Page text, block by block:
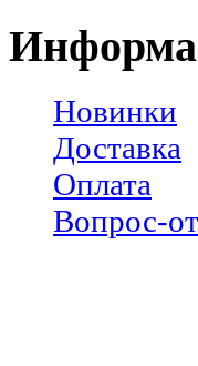
Новинки
Доставка
Оплата
Вопрос-